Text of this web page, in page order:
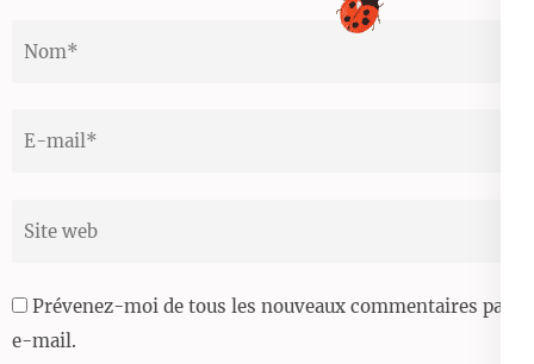
Prévenez-moi de tous les nouveaux commentaires par
e-mail.